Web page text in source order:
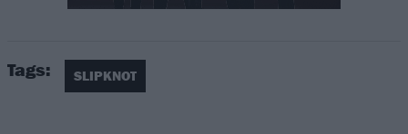
Tags: SLIPKNOT